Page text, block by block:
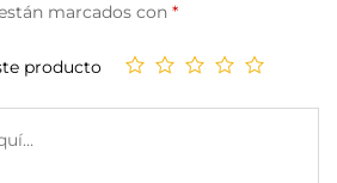
marcados con *
producto